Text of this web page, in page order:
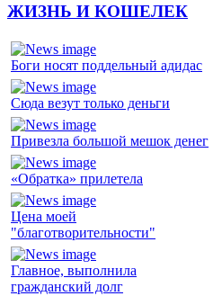
ЖИЗНЬ И КОШЕЛЕК
Боги носят поддельный адидас
Сюда везут только деньги
Привезла большой мешок денег
«Обратка» прилетела
Цена моей
"благотворительности"
Главное, выполнила
гражданский долг